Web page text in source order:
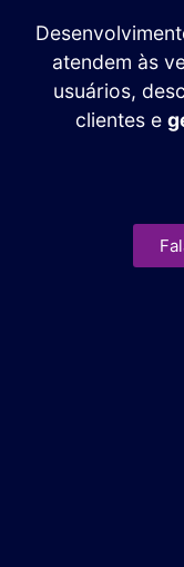
atendem às
usuários,
clientes e